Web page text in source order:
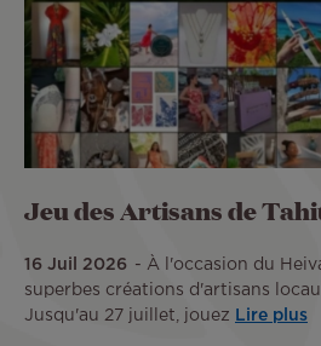
Jeu des Artisans de
16 Juil 2026
À l'occasion du
superbes créations d'artisans
Jusqu'au 27 juillet, jouez
Lire plus